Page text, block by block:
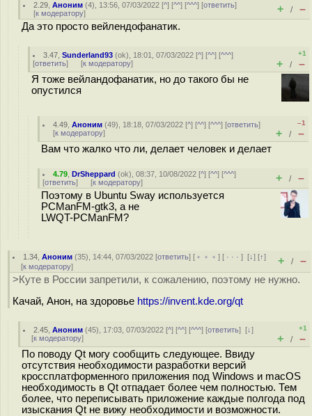
2.29 ,Аноним (4), 13:56, 07/03/2022 [^] [^^] [^^^] [ответить]
[к модератору] + / –
Да это просто вейлендофанатик.
3.47 ,Sunderland93 (ok), 18:01, 07/03/2022 [^] [^^] [^^^]
[ответить] [к модератору]
+1
+ / –
Я тоже вейландофанатик, но до такого бы не
опустился
4.49 ,Аноним (49), 18:18, 07/03/2022 [^] [^^] [^^^] [ответить]
[к модератору]
–1
+ / –
Вам что жалко что ли, делает человек и делает
4.79 ,DrSheppard (ok), 08:37, 10/08/2022 [^] [^^] [^^^]
[ответить] [к модератору] + / –
Поэтому в Ubuntu Sway используется
PCManFM-gtk3, а не
LWQT-PCManFM?
1.34 ,Аноним (35), 14:44, 07/03/2022 [ответить] [ ﹢﹢﹢] [ · · ·][↓] [↑]
[к модератору] + / –
>Куте в России запретили, к сожалению, поэтому не нужно.
Качай, Анон, на здоровье https://invent.kde.org/qt
2.45 ,Аноним (45), 17:03, 07/03/2022 [^] [^^] [^^^] [ответить][↓]
[к модератору]
+1
+ / –
По поводу Qt могу сообщить следующее. Ввиду
отсутствия необходимости разработки версий
кроссплатформенного приложения под Windows и macOS
необходимость в Qt отпадает более чем полностью. Тем
более, что переписывать приложение каждые полгода под
изыскания Qt не вижу необходимости и возможности.